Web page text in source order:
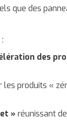
que des
des
les produits «
» réunissant